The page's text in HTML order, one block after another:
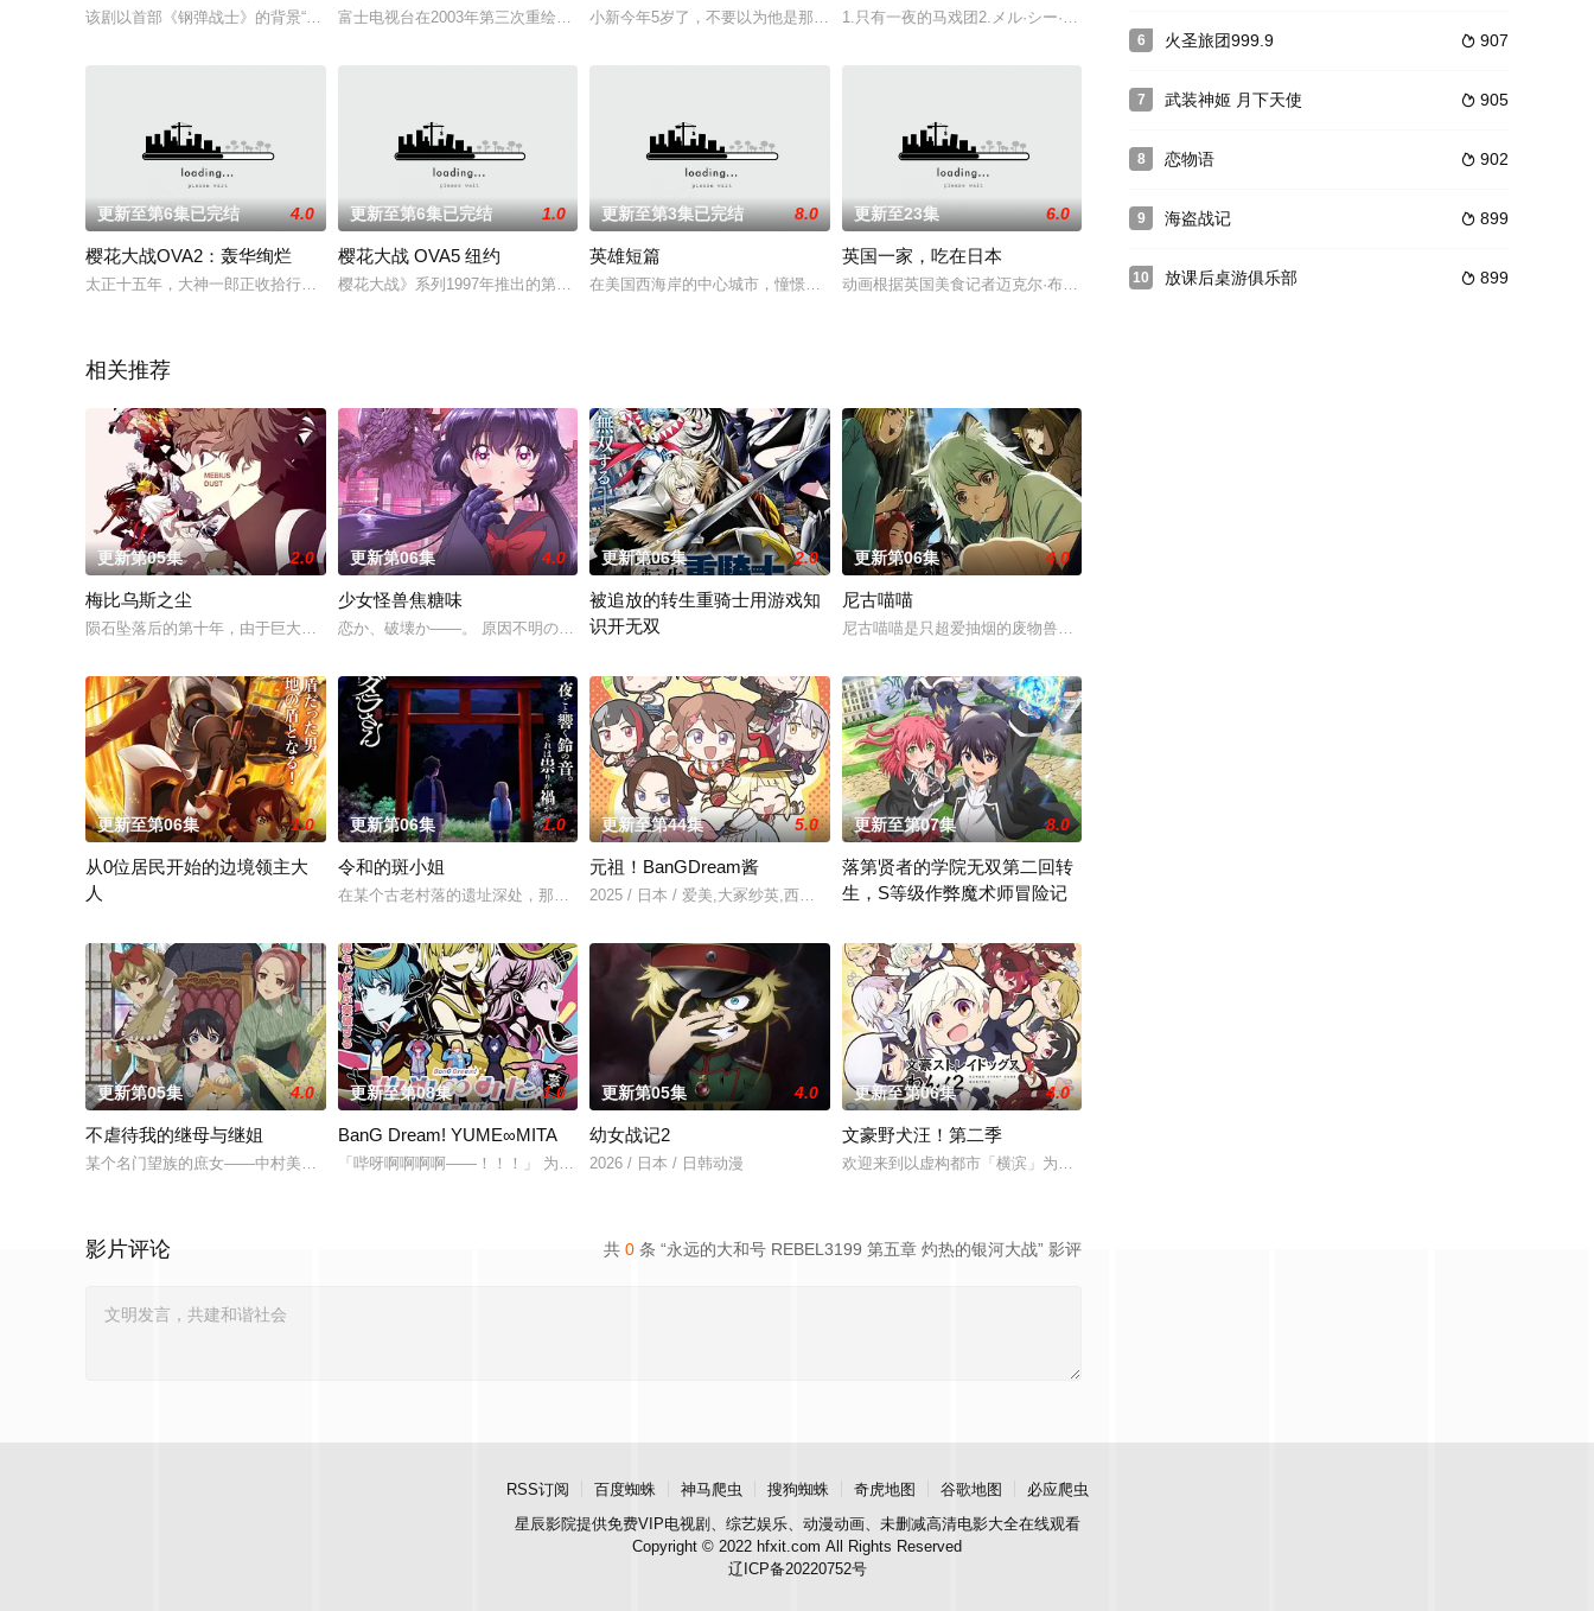
该剧以首部《钢弹战士》的背景“一年战争”为舞台，聚焦欧洲战线。本作与 SAFEHOUSE, Inc. 共同推出，
富士电视台在2003年第三次重绘本劇《铁臂阿童木》，由手塚制作公司(手塚プロダクション)制作，命名为《自动机器人
小新今年5岁了，不要以为他是那种懵懂无知的小孩，他其实人小鬼大，喜欢漂亮的姐姐，收养了一条棉花糖一样的流浪狗——
1.只有一夜的马戏团2.メル·シー·スパイ3.雷之尖塔
更新至第6集已完结 4.0
樱花大战OVA2：轰华绚烂
太正十五年，大神一郎正收拾行李到巴黎赴任，偶尔在一小箱中， 看到一粒子弹…… 时间追回太正十二年。在六月公演的庆
更新至第6集已完结 1.0
樱花大战 OVA5 纽约
樱花大战》系列1997年推出的第五部OVA，舞台转换到了新时代的纽约。共6章，内容分别为： 1、我和我的女孩，2
更新至第3集已完结 8.0
英雄短篇
在美国西海岸的中心城市，憧憬着HERO的少年Joey一边打工，一边和祖母二人快乐地生活。某天，Joey捡到了一个
更新至23集 6.0
英国一家，吃在日本
动画根据英国美食记者迈克尔·布斯（Michael Booth）所著《不止寿司——日本人所理解的厨艺之道》（Sus
相关推荐
更新第05集 2.0
梅比乌斯之尘
陨石坠落后的第十年，由于巨大结晶释放出的神秘粒子“梅比乌斯之尘”的影响，一部分孩子获得了名为“拉姆斯”的特殊能力
更新第06集 4.0
少女怪兽焦糖味
恋か、破壊か――。 原因不明の病に悩まされて
更新第06集 2.0
被追放的转生重骑士用游戏知
识开无双
更新第06集 4.0
尼古喵喵
尼古喵喵是只超爱抽烟的废物兽人！ 因为缺乏伦
更新至第06集 1.0
从0位居民开始的边境领主大
人
更新第06集 1.0
令和的斑小姐
在某个古老村落的遗址深处，那一片禁止入内的区域里，存在着被口口相传为“窥之生厄、亵之招祟”的“不可触碰之物”。世
更新至第44集 5.0
元祖！BanGDream酱
2025 / 日本 / 爱美,大冢纱英,西本里美,大桥彩香,伊藤彩沙,佐仓绫音,三泽纱千香,加藤英美里,日笠阳子,金元寿子,前岛亚美,小
更新至第07集 8.0
落第贤者的学院无双第二回转
生，S等级作弊魔术师冒险记
更新第05集 4.0
不虐待我的继母与继姐
某个名门望族的庶女——中村美冶，原本与母亲两人过着虽清贫却幸福的生活。
更新至第08集 1.0
BanG Dream! YUME∞MITA
「哔呀啊啊啊啊——！！！」 为了乐团出道而突
更新第05集 4.0
幼女战记2
2026 / 日本 / 日韩动漫
更新至第06集 4.0
文豪野犬汪！第二季
欢迎来到以虚构都市「横滨」为舞台，一众如同疯跑乱咬、四处乱窜的迷途犬们，热热闹闹、鸡飞狗跳的日常
共 0 条 “永远的大和号 REBEL3199 第五章 灼热的银河大战” 影评
影片评论
6  907
火圣旅团999.9
7  905
武装神姬 月下天使
8  902
恋物语
9  899
海盗战记
10  899
放课后桌游俱乐部
RSS订阅 百度蜘蛛 神马爬虫 搜狗蜘蛛 奇虎地图 谷歌地图
必应爬虫
星辰影院提供免费VIP电视剧、综艺娱乐、动漫动画、未删减高清电影大全在线观看
Copyright © 2022 hfxit.com All Rights Reserved
辽ICP备20220752号